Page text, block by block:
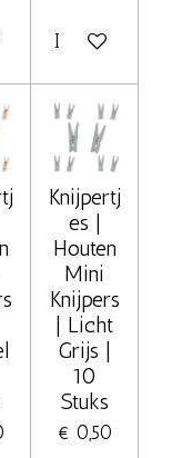
In
Knijpertj
es |
Houten
Mini
Knijpers
| Licht
Grijs |
10
Stuks
€ 0,50